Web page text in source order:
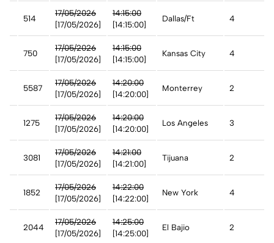
514
17/05/2026
[17/05/2026]
14:15:00
[14:15:00]
Dallas/Ft 4
750
17/05/2026
[17/05/2026]
14:15:00
[14:15:00]
Kansas City 4
5587
17/05/2026
[17/05/2026]
14:20:00
[14:20:00]
Monterrey 2
1275
17/05/2026
[17/05/2026]
14:20:00
[14:20:00]
Los Angeles 3
3081
17/05/2026
[17/05/2026]
14:21:00
[14:21:00]
Tijuana 2
1852
17/05/2026
[17/05/2026]
14:22:00
[14:22:00]
New York 4
2044
17/05/2026
[17/05/2026]
14:25:00
[14:25:00]
El Bajio 2